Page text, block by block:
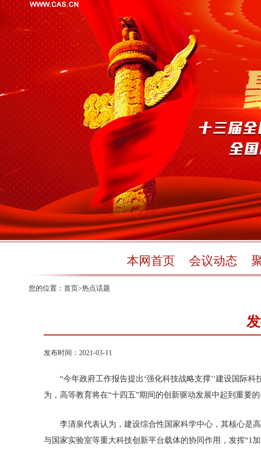
本网首页 会议动态
您的位置： 首页>热点话题
发布时间：2021-03-11
“今年政府工作报告提出‘强化科技战略支撑’‘建设国际科
为，高等教育将在“十四五”期间的创新驱动发展中起到重要
李清泉代表认为，建设综合性国家科学中心，其核心是高
与国家实验室等重大科技创新平台载体的协同作用，发挥“1加